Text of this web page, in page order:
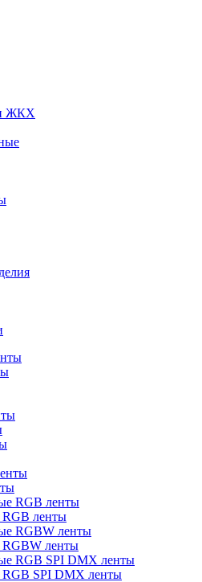
и ЖКХ
ленты
ленты
SPI DMX ленты